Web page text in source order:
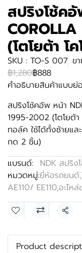
สปริงโช้คอั
(โตโยต้า โค
SKU : TO-S 007 ข
฿1,280฿888
คำอธิบายสินค้าแบบย่อ
สปริงโช้คอัพ หน้า
1995-2002 (โตโยต้า
ทอล์ค ใช้ได้ทั้งซ้ายแ
กด 2 ชิ้น)
แบรนด์:
NDK สปริง
หมวดหมู่:ยี่ห้อรถยนต์,
AE110/ EE110,อะไห
แชร์
Product